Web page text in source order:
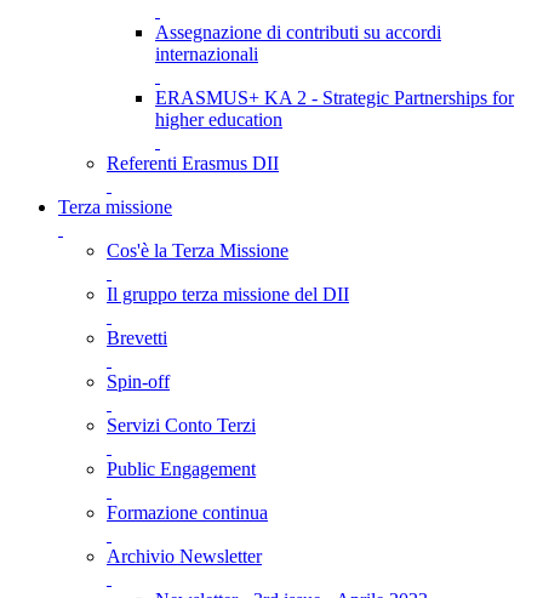
Assegnazione di contributi su accordi
internazionali
ERASMUS+ KA 2 - Strategic Partnerships for
higher education
Referenti Erasmus DII
Terza missione
Cos'è la Terza Missione
Il gruppo terza missione del DII
Brevetti
Spin-off
Servizi Conto Terzi
Public Engagement
Formazione continua
Archivio Newsletter